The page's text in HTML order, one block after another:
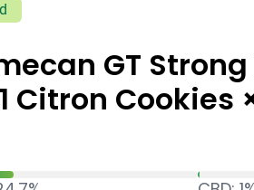
GT
Citron Cookies